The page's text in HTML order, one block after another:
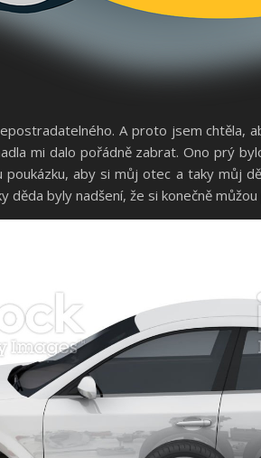
A proto jsem chtěla,
mi dalo pořádně zabrat. Ono prý
aby si můj otec a taky můj
byly nadšení, že si konečně